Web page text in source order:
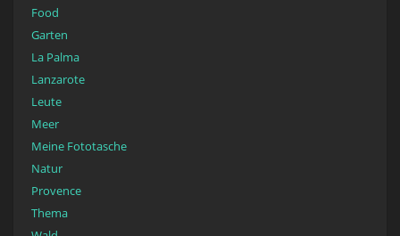
Food
Garten
La Palma
Lanzarote
Leute
Meer
Meine Fototasche
Natur
Provence
Thema